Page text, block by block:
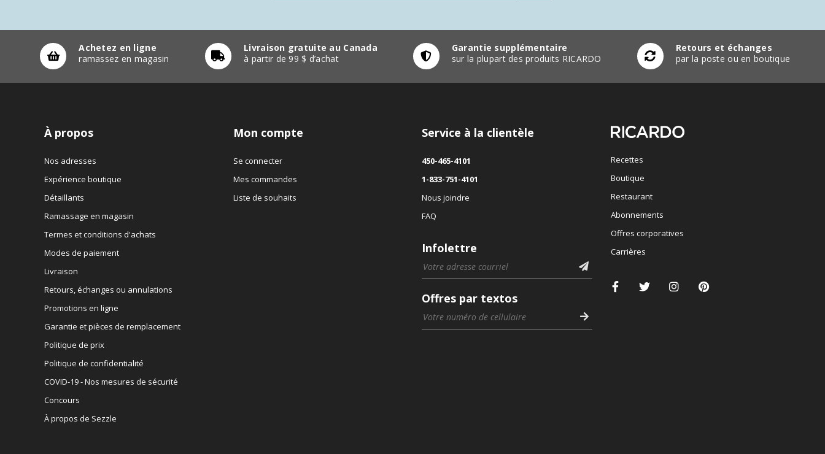
Achetez en ligne
ramassez en magasin
Livraison gratuite au Canada
à partir de 99 $ d’achat
Garantie supplémentaire
sur la plupart des produits RICARDO
Retours et échanges
par la poste ou en boutique
À propos
Nos adresses
Expérience boutique
Détaillants
Ramassage en magasin
Termes et conditions d'achats
Modes de paiement
Livraison
Retours, échanges ou annulations
Promotions en ligne
Garantie et pièces de remplacement
Politique de prix
Politique de confidentialité
COVID-19 - Nos mesures de sécurité
Concours
À propos de Sezzle
Mon compte
Se connecter
Mes commandes
Liste de souhaits
Service à la clientèle
450-465-4101
1-833-751-4101
Nous joindre
FAQ
Infolettre
Offres par textos
Recettes
Boutique
Restaurant
Abonnements
Offres corporatives
Carrières